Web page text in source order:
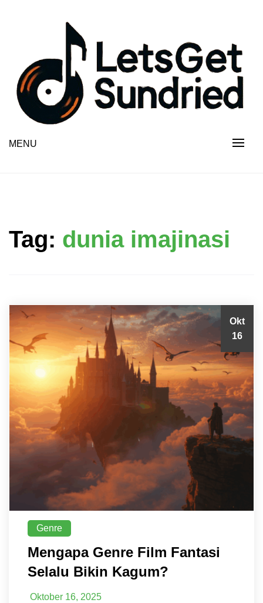
MENU
Tag: dunia imajinasi
Okt
16
Genre
Mengapa Genre Film Fantasi
Selalu Bikin Kagum?
Oktober 16, 2025